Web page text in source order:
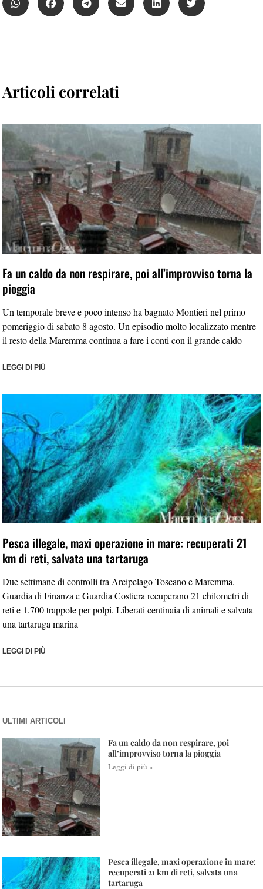
Articoli correlati
Fa un caldo da non respirare, poi all’improvviso torna la
pioggia
Un temporale breve e poco intenso ha bagnato Montieri nel primo
pomeriggio di sabato 8 agosto. Un episodio molto localizzato mentre
il resto della Maremma continua a fare i conti con il grande caldo
LEGGI DI PIÙ
Pesca illegale, maxi operazione in mare: recuperati 21
km di reti, salvata una tartaruga
Due settimane di controlli tra Arcipelago Toscano e Maremma.
Guardia di Finanza e Guardia Costiera recuperano 21 chilometri di
reti e 1.700 trappole per polpi. Liberati centinaia di animali e salvata
una tartaruga marina
LEGGI DI PIÙ
ULTIMI ARTICOLI
Fa un caldo da non respirare, poi
all’improvviso torna la pioggia
Leggi di più »
Pesca illegale, maxi operazione in mare:
recuperati 21 km di reti, salvata una
tartaruga